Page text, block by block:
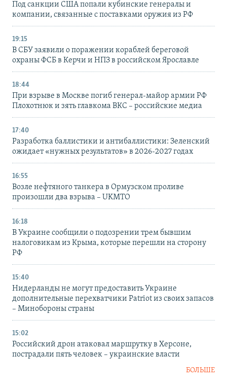
Под санкции США попали кубинские генералы и
компании, связанные с поставками оружия из РФ
19:15
В СБУ заявили о поражении кораблей береговой
охраны ФСБ в Керчи и НПЗ в российском Ярославле
18:44
При взрыве в Москве погиб генерал-майор армии РФ
Плохотнюк и зять главкома ВКС – российские медиа
17:40
Разработка баллистики и антибаллистики: Зеленский
ожидает «нужных результатов» в 2026-2027 годах
16:55
Возле нефтяного танкера в Ормузском проливе
произошли два взрыва – UKMTO
16:18
В Украине сообщили о подозрении трем бывшим
налоговикам из Крыма, которые перешли на сторону
РФ
15:40
Нидерланды не могут предоставить Украине
дополнительные перехватчики Patriot из своих запасов
– Минобороны страны
15:02
Российский дрон атаковал маршрутку в Херсоне,
пострадали пять человек – украинские власти
БОЛЬШЕ